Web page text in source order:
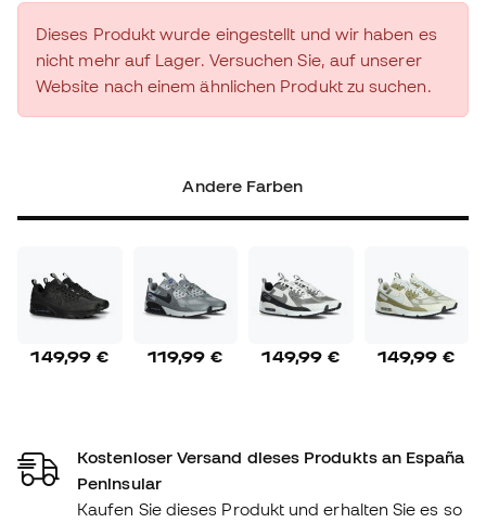
Dieses Produkt wurde eingestellt und wir haben es
nicht mehr auf Lager. Versuchen Sie, auf unserer
Website nach einem ähnlichen Produkt zu suchen.
Andere Farben
149,99 € 119,99 € 149,99 € 149,99 €
Kostenloser Versand dieses Produkts an España
Peninsular
Kaufen Sie dieses Produkt und erhalten Sie es so